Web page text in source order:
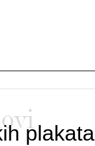
plakata